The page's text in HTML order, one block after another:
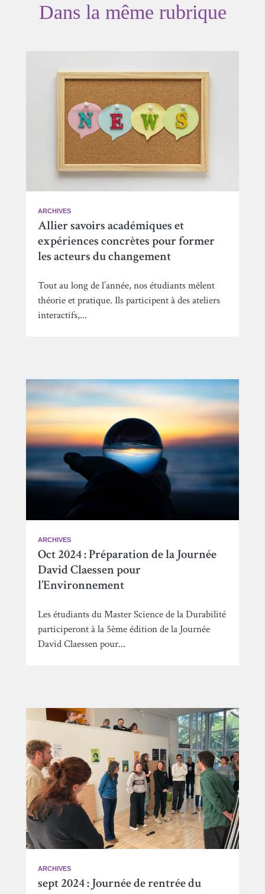
Dans la même rubrique
ARCHIVES
Allier savoirs académiques et
expériences concrètes pour former
les acteurs du changement
Tout au long de l’année, nos étudiants mêlent
théorie et pratique. Ils participent à des ateliers
interactifs,...
ARCHIVES
Oct 2024 : Préparation de la Journée
David Claessen pour
l’Environnement
Les étudiants du Master Science de la Durabilité
participeront à la 5ème édition de la Journée
David Claessen pour...
ARCHIVES
sept 2024 : Journée de rentrée du